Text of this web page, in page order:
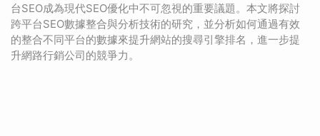
台SEO成為現代SEO優化中不可忽視的重要議題。本文將探討
跨平台SEO數據整合與分析技術的研究，並分析如何通過有效
的整合不同平台的數據來提升網站的搜尋引擎排名，進一步提
升網路行銷公司的競爭力。